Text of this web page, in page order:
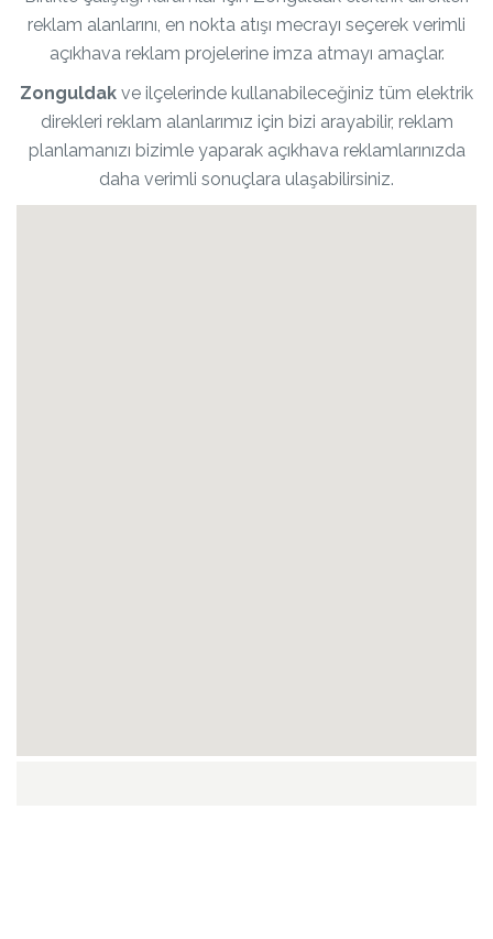
reklam alanlarını, en nokta atışı mecrayı seçerek verimli
açıkhava reklam projelerine imza atmayı amaçlar.
Zonguldak ve ilçelerinde kullanabileceğiniz tüm elektrik
direkleri reklam alanlarımız için bizi arayabilir, reklam
planlamanızı bizimle yaparak açıkhava reklamlarınızda
daha verimli sonuçlara ulaşabilirsiniz.